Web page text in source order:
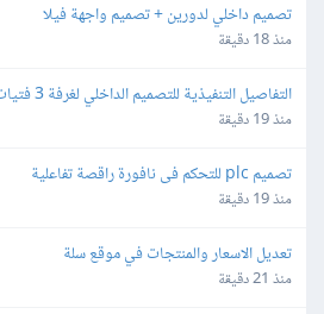
تصميم داخلي لدورين + تصميم واجهة فيلا
منذ 18 دقيقة
التفاصيل التنفيذية للتصميم الداخلي لغرفة 3 فتيات
منذ 19 دقيقة
تصميم plc للتحكم فى نافورة راقصة تفاعلية
منذ 19 دقيقة
تعديل الاسعار والمنتجات في موقع سلة
منذ 21 دقيقة